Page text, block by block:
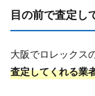
目の前で査定し
大阪でロレックス
査定してくれる業